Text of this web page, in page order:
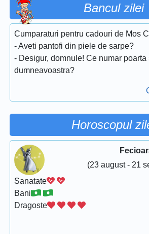
Bancul zilei
Cumparaturi pentru cadouri de Mos
- Aveti pantofi din piele de sarpe?
- Desigur, domnule! Ce numar poarta
dumneavoastra?
Horoscopul
(23 august - 21
Sanatate
Bani
Dragoste